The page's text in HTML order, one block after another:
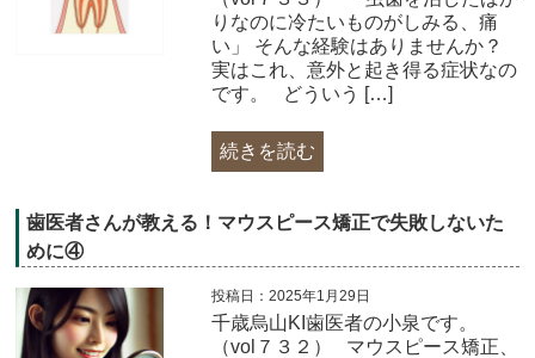
りなのに冷たいものがしみる、痛
い」 そんな経験はありませんか？
実はこれ、意外と起き得る症状なの
です。 どういう […]
続きを読む
歯医者さんが教える！マウスピース矯正で失敗しないた
めに④
投稿日：2025年1月29日
千歳烏山KI歯医者の小泉です。
（vol７３２） マウスピース矯正、